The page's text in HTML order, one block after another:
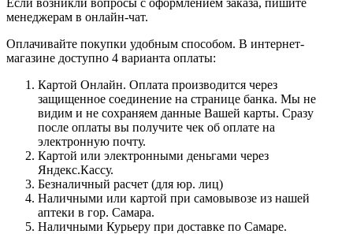
менеджерам в онлайн-чат.
Оплачивайте покупки удобным способом. В интернет-
магазине доступно 4 варианта оплаты:
Картой Онлайн. Оплата производится через
защищенное соединение на странице банка. Мы не
видим и не сохраняем данные Вашей карты. Сразу
после оплаты вы получите чек об оплате на
электронную почту.
Картой или электронными деньгами через
Яндекс.Кассу.
Безналичный расчет (для юр. лиц)
Наличными или картой при самовывозе из нашей
аптеки в гор. Самара.
Наличными Курьеру при доставке по Самаре.